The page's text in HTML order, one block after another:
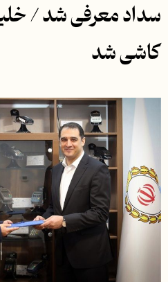
سداد معرفی شد /
کاشی شد